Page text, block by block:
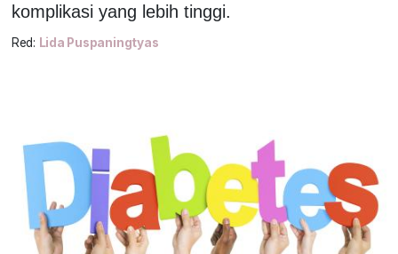
komplikasi yang lebih tinggi.
Red: Lida Puspaningtyas